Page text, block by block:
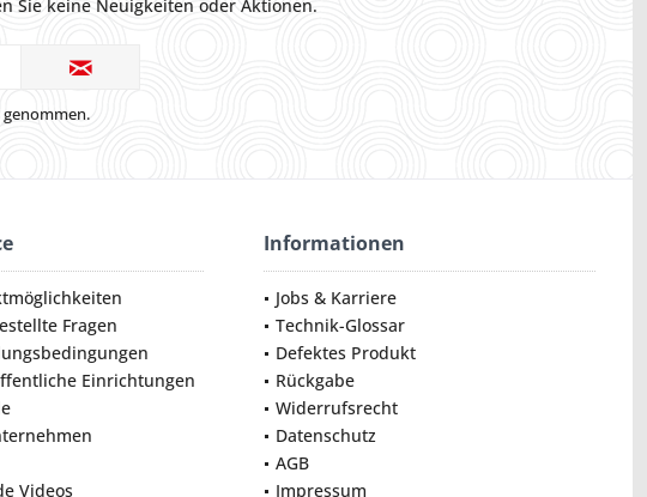
Sie keine Neuigkeiten oder Aktionen.
genommen.
Fragen
Einrichtungen
Videos
Informationen
Jobs & Karriere
Technik-Glossar
Defektes Produkt
Rückgabe
Widerrufsrecht
Datenschutz
AGB
Impressum